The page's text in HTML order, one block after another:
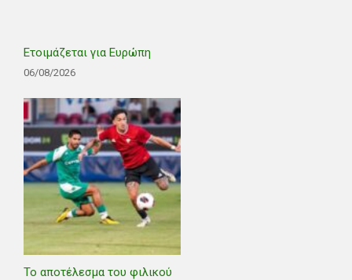
Ετοιμάζεται για Ευρώπη
06/08/2026
Το αποτέλεσμα του φιλικού